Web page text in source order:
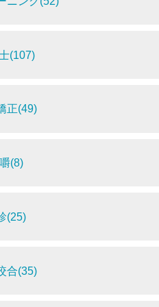
(107)
正(49)
(8)
(25)
合(35)